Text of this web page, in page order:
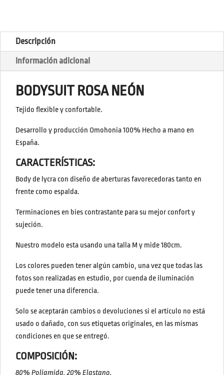
Descripción
Información adicional
BODYSUIT ROSA NEÓN
Tejido flexible y confortable.
Desarrollo y producción Omohonia 100% Hecho a mano en
España.
CARACTERÍSTICAS:
Body de lycra con diseño de aberturas favorecedoras tanto en
frente como espalda.
Terminaciones en bies contrastante para su mejor confort y
sujeción.
Nuestro modelo esta usando una talla M y mide 180cm.
Los colores pueden tener algún cambio, una vez que todas las
fotos son realizadas en estudio, por cuenda de iluminación
puede tener una diferencia.
Solo se aceptarán cambios o devoluciones si el artículo no está
usado o dañado, con sus etiquetas originales, en las mismas
condiciones en que se entregó.
COMPOSICIÓN:
80% Poliamida, 20% Elastano.